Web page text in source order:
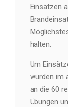
Einsätzen
halten.
Um
wurden im
an die 60
Übungen